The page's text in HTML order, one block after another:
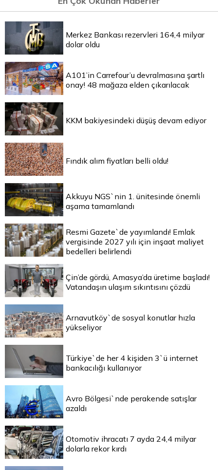
Merkez Bankası rezervleri 164,4 milyar
dolar oldu
A101’in Carrefour’u devralmasına şartlı
onay! 48 mağaza elden çıkarılacak
KKM bakiyesindeki düşüş devam ediyor
Fındık alım fiyatları belli oldu!
Akkuyu NGS`nin 1. ünitesinde önemli
aşama tamamlandı
Resmi Gazete`de yayımlandı! Emlak
vergisinde 2027 yılı için inşaat maliyet
bedelleri belirlendi
Çin’de gördü, Amasya’da üretime başladı!
Vatandaşın ulaşım sıkıntısını çözdü
Arnavutköy`de sosyal konutlar hızla
yükseliyor
Türkiye`de her 4 kişiden 3`ü internet
bankacılığı kullanıyor
Avro Bölgesi`nde perakende satışlar
azaldı
Otomotiv ihracatı 7 ayda 24,4 milyar
dolarla rekor kırdı